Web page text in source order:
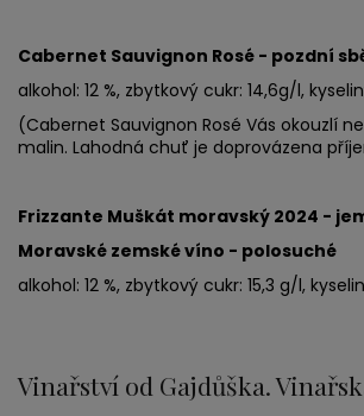
Cabernet Sauvignon Rosé - pozdní
alkohol: 12 %, zbytkový cukr: 14,6g/l,
(Cabernet Sauvignon Rosé Vás okouzlí
malin. Lahodná chuť je doprovázena
Frizzante Muškát moravský 2024 -
Moravské zemské víno - polosuché
alkohol: 12 %, zbytkový cukr: 15,3 g/l,
Vinařství od Gajdůška.